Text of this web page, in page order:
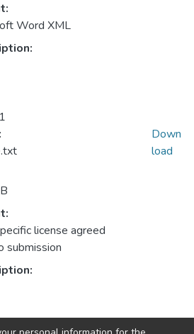
Word XML
license agreed
submission
Down
load